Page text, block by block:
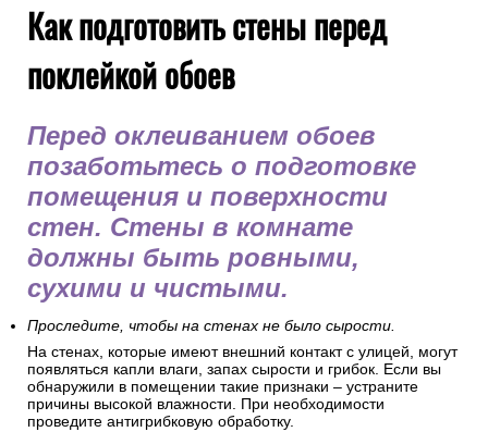
Как подготовить стены перед
поклейкой обоев
Перед оклеиванием обоев
позаботьтесь о подготовке
помещения и поверхности
стен. Стены в комнате
должны быть ровными,
сухими и чистыми.
Проследите, чтобы на стенах не было сырости.
На стенах, которые имеют внешний контакт с улицей, могут
появляться капли влаги, запах сырости и грибок. Если вы
обнаружили в помещении такие признаки – устраните
причины высокой влажности. При необходимости
проведите антигрибковую обработку.